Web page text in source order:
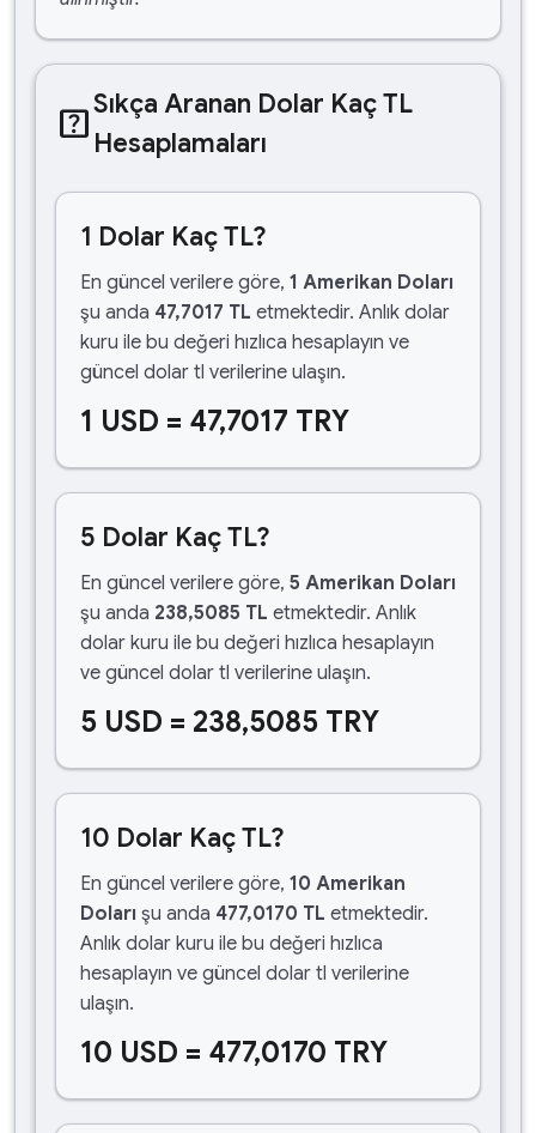
help_centerSıkça Aranan Dolar Kaç TL
Hesaplamaları
1 Dolar Kaç TL?
En güncel verilere göre, 1 Amerikan Doları
şu anda 47,7017 TL etmektedir. Anlık dolar
kuru ile bu değeri hızlıca hesaplayın ve
güncel dolar tl verilerine ulaşın.
1 USD = 47,7017 TRY
5 Dolar Kaç TL?
En güncel verilere göre, 5 Amerikan Doları
şu anda 238,5085 TL etmektedir. Anlık
dolar kuru ile bu değeri hızlıca hesaplayın
ve güncel dolar tl verilerine ulaşın.
5 USD = 238,5085 TRY
10 Dolar Kaç TL?
En güncel verilere göre, 10 Amerikan
Doları şu anda 477,0170 TL etmektedir.
Anlık dolar kuru ile bu değeri hızlıca
hesaplayın ve güncel dolar tl verilerine
ulaşın.
10 USD = 477,0170 TRY